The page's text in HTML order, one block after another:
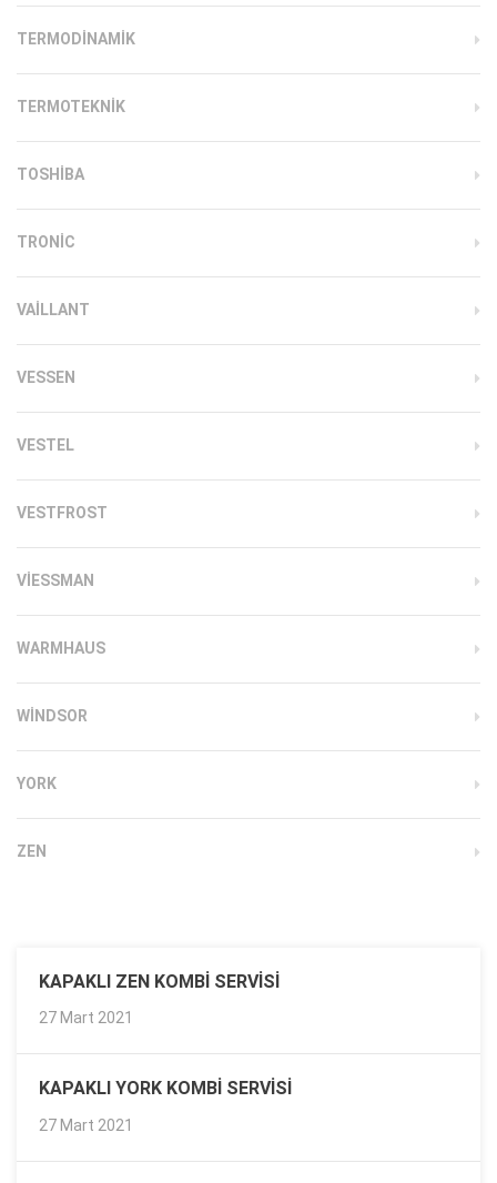
TERMODINAMIK
TERMOTEKNIK
TOSHIBA
TRONIC
VAILLANT
VESSEN
VESTEL
VESTFROST
VIESSMAN
WARMHAUS
WINDSOR
YORK
ZEN
KAPAKLI ZEN KOMBI SERVISI
27 Mart 2021
KAPAKLI YORK KOMBI SERVISI
27 Mart 2021